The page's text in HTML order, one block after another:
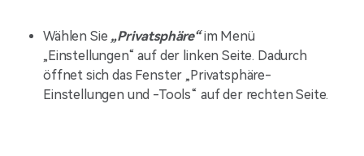
Wählen Sie „Privatsphäre“im Menü
„Einstellungen“ auf der linken Seite. Dadurch
öffnet sich das Fenster „Privatsphäre-
Einstellungen und -Tools“ auf der rechten Seite.